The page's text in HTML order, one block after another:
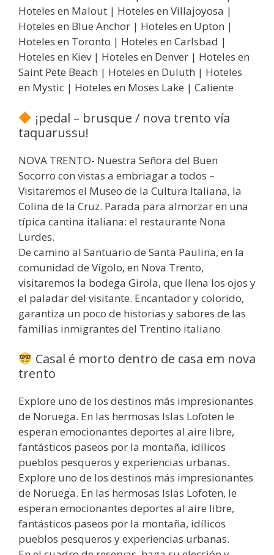
Hoteles en Malout | Hoteles en Villajoyosa |
Hoteles en Blue Anchor | Hoteles en Upton |
Hoteles en Toronto | Hoteles en Carlsbad |
Hoteles en Kiev | Hoteles en Denver | Hoteles en
Saint Pete Beach | Hoteles en Duluth | Hoteles
en Mystic | Hoteles en Moses Lake | Caliente
¡pedal – brusque / nova trento vía
taquarussu!
NOVA TRENTO- Nuestra Señora del Buen
Socorro con vistas a embriagar a todos –
Visitaremos el Museo de la Cultura Italiana, la
Colina de la Cruz. Parada para almorzar en una
típica cantina italiana: el restaurante Nona
Lurdes.
De camino al Santuario de Santa Paulina, en la
comunidad de Vígolo, en Nova Trento,
visitaremos la bodega Girola, que llena los ojos y
el paladar del visitante. Encantador y colorido,
garantiza un poco de historias y sabores de las
familias inmigrantes del Trentino italiano
Casal é morto dentro de casa em nova
trento
Explore uno de los destinos más impresionantes
de Noruega. En las hermosas Islas Lofoten le
esperan emocionantes deportes al aire libre,
fantásticos paseos por la montaña, idílicos
pueblos pesqueros y experiencias urbanas.
Explore uno de los destinos más impresionantes
de Noruega. En las hermosas Islas Lofoten, le
esperan emocionantes deportes al aire libre,
fantásticos paseos por la montaña, idílicos
pueblos pesqueros y experiencias urbanas.